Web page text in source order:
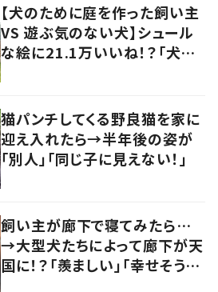
【犬のために庭を作った飼い主
VS 遊ぶ気のない犬】シュール
な絵に21.1万いいね！？「犬の
猫パンチしてくる野良猫を家に
迎え入れたら→半年後の姿が
「別人」「同じ子に見えない！」
飼い主が廊下で寝てみたら…
→大型犬たちによって廊下が天
国に！？「羨ましい」「幸せそう」